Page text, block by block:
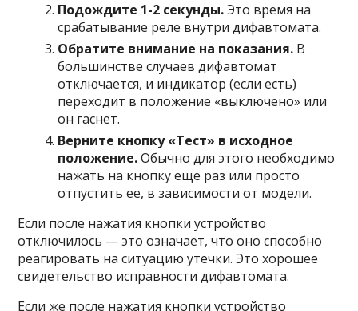
Подождите 1-2 секунды.Это время на
срабатывание реле внутри дифавтомата.
Обратите внимание на показания. В
большинстве случаев дифавтомат
отключается, и индикатор (если есть)
переходит в положение «выключено» или
он гаснет.
Верните кнопку «Тест» в исходное
положение.Обычно для этого необходимо
нажать на кнопку еще раз или просто
отпустить ее, в зависимости от модели.
Если после нажатия кнопки устройство
отключилось — это означает, что оно способно
реагировать на ситуацию утечки. Это хорошее
свидетельство исправности дифавтомата.
Если же после нажатия кнопки устройство